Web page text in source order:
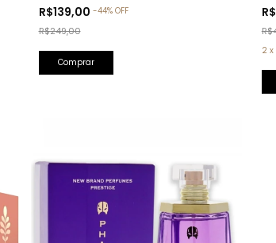
R$139,00 -44% OFF
R$249,00
2 x